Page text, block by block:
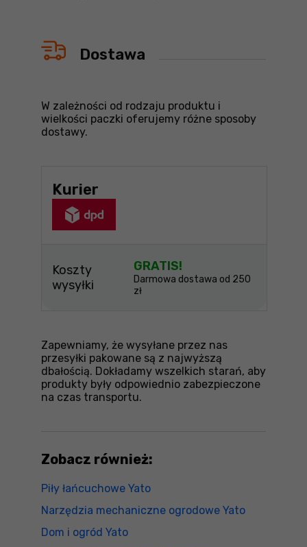
Dostawa
W zależności od rodzaju produktu i
wielkości paczki oferujemy różne sposoby
dostawy.
Kurier
Koszty
wysyłki
GRATIS!
Darmowa dostawa od 250
zł
Zapewniamy, że wysyłane przez nas
przesyłki pakowane są z najwyższą
dbałością. Dokładamy wszelkich starań, aby
produkty były odpowiednio zabezpieczone
na czas transportu.
Zobacz również:
Piły łańcuchowe Yato
Narzędzia mechaniczne ogrodowe Yato
Dom i ogród Yato